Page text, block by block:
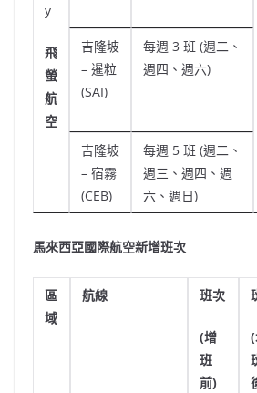
y
飛
螢
航
空
吉隆坡
– 暹粒
(SAI)
每週 3 班 (週二、
週四、週六)
吉隆坡
– 宿霧
(CEB)
每週 5 班 (週二、
週三、週四、週
六、週日)
馬來西亞國際航空新增班次
區
域
航線 班次
(增
班
前)
(